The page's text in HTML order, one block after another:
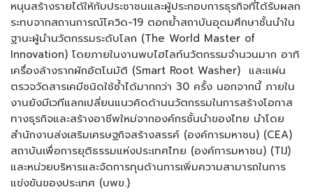
หนุนสร้างรายได้ให้กับประชาชนและผู้ประกอบการธุรกิจที่ได้รับผลก
ระทบจากสถานการณ์โควิด-19 ตอกย้ำสถาบันอุดมศึกษาชั้นนำใน
ฐานะผู้นำนวัตกรรมระดับโลก (The World Master of
Innovation) โดยภายในงานพบไฮไลท์นวัตกรรมจำนวนมาก อาทิ
เครื่องล้างรากผักอัตโนมัติ (Smart Root Washer) และแผ่น
ตรวจวัดสารเคมีชนิดใช้ซ้ำได้มากกว่า 30 ครั้ง นอกจากนี้ ภายใน
งานยังมีเวทีแลกเปลี่ยนแนวคิดด้านนวัตกรรมในการสร้างโอกาส
ทางธุรกิจและสร้างอาชีพใหม่จากองค์กรชั้นนำของไทย นำโดย
สำนักงานส่งเสริมเศรษฐกิจสร้างสรรค์ (องค์การมหาชน) (CEA)
สถาบันเพื่อการยุติธรรมแห่งประเทศไทย (องค์การมหาชน) (TIJ)
และหน่วยบริหารและจัดการทุนด้านการเพิ่มความสามารถในการ
แข่งขันของประเทศ (บพข.)